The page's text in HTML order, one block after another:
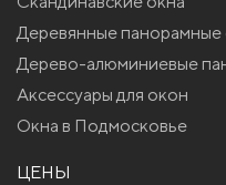
Деревянные панорамные
Дерево-алюминиевые
Аксессуары для окон
Окна в Подмосковье
ЦЕНЫ